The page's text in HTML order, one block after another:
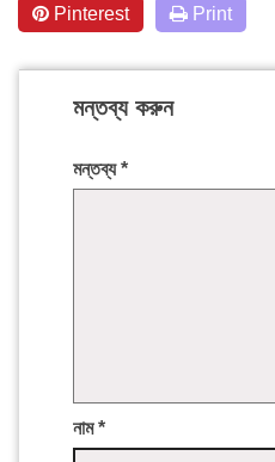
Pinterest Print
মন্তব্য করুন
মন্তব্য*
নাম*